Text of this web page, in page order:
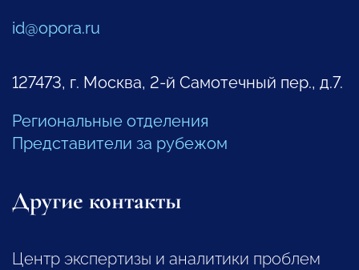
id@opora.ru
127473, г. Москва, 2-й Самотечный пер., д.7.
Региональные отделения
Представители за рубежом
Другие контакты
Центр экспертизы и аналитики проблем